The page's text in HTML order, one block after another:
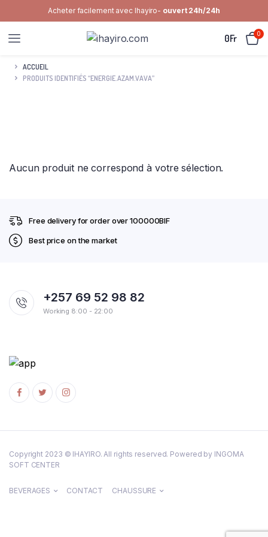
Acheter facilement avec Ihayiro- ouvert 24h/24h
0Fr 0
ACCUEIL
PRODUITS IDENTIFIÉS “ENERGIE.AZAM.VAVA”
Aucun produit ne correspond à votre sélection.
Free delivery for order over 100000BIF
Best price on the market
+257 69 52 98 82
Working 8:00 - 22:00
Copyright 2023 © IHAYIRO. All rights reserved. Powered by INGOMA
SOFT CENTER
BEVERAGES CONTACT CHAUSSURE